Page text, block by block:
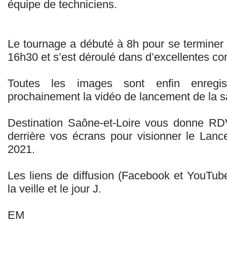
équipe de techniciens.
Le tournage a débuté à 8h pour se
16h30 et s’est déroulé dans d’excellentes
Toutes les images sont enfin
prochainement la vidéo de lancement de la
Destination Saône-et-Loire vous donne
derrière vos écrans pour visionner le
2021.
Les liens de diffusion (Facebook et
la veille et le jour J.
EM